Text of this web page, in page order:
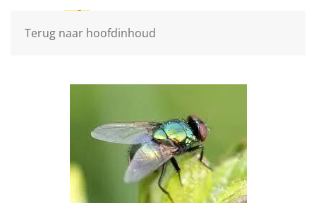
Terug naar hoofdinhoud